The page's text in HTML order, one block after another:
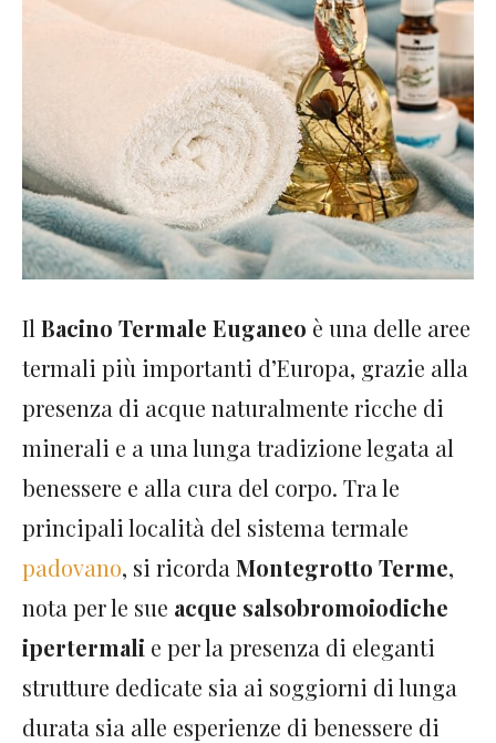
Il Bacino Termale Euganeo è una delle aree
termali più importanti d’Europa, grazie alla
presenza di acque naturalmente ricche di
minerali e a una lunga tradizione legata al
benessere e alla cura del corpo. Tra le
principali località del sistema termale
padovano, si ricorda Montegrotto Terme,
nota per le sue acque salsobromoiodiche
ipertermali e per la presenza di eleganti
strutture dedicate sia ai soggiorni di lunga
durata sia alle esperienze di benessere di